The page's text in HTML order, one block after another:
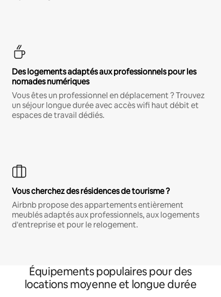
Des logements adaptés aux professionnels pour les
nomades numériques
Vous êtes un professionnel en déplacement ? Trouvez
un séjour longue durée avec accès wifi haut débit et
espaces de travail dédiés.
Vous cherchez des résidences de tourisme ?
Airbnb propose des appartements entièrement
meublés adaptés aux professionnels, aux logements
d'entreprise et pour le relogement.
Équipements populaires pour des
locations moyenne et longue durée